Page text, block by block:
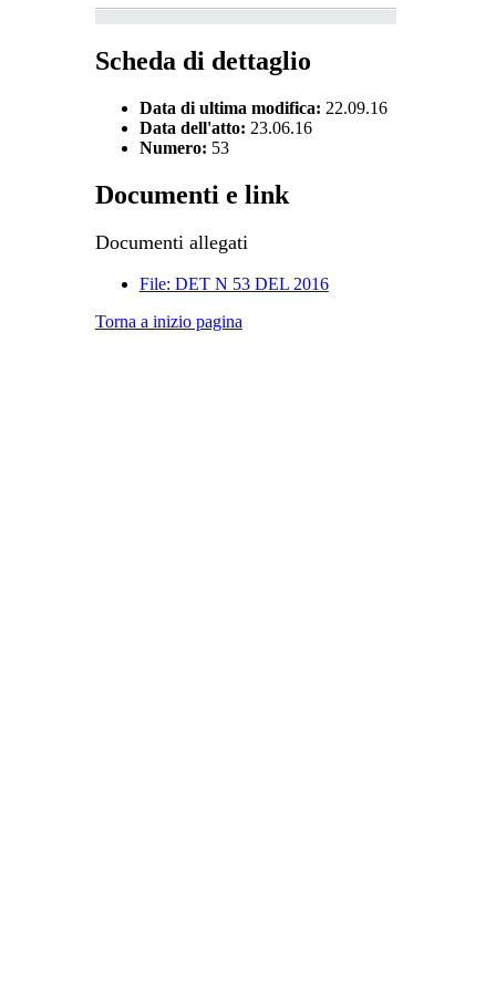
Scheda di dettaglio
Data di ultima modifica: 22.09.16
Data dell'atto: 23.06.16
Numero: 53
Documenti e link
Documenti allegati
File: DET N 53 DEL 2016
Torna a inizio pagina